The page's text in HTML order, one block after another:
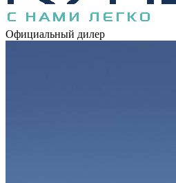
Официальный дилер